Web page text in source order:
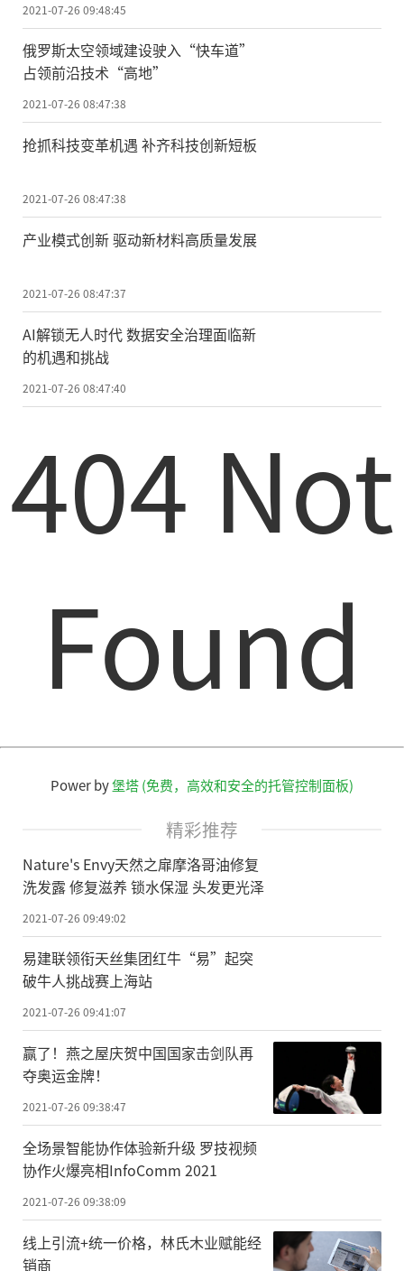
2021-07-26 09:48:45
俄罗斯太空领域建设驶入“快车道”
占领前沿技术“高地”
2021-07-26 08:47:38
抢抓科技变革机遇 补齐科技创新短板
2021-07-26 08:47:38
产业模式创新 驱动新材料高质量发展
2021-07-26 08:47:37
AI解锁无人时代 数据安全治理面临新
的机遇和挑战
2021-07-26 08:47:40
404 Not
Found
Power by堡塔 (免费，高效和安全的托管控制面板)
精彩推荐
Nature's Envy天然之扉摩洛哥油修复
洗发露 修复滋养 锁水保湿 头发更光泽
2021-07-26 09:49:02
易建联领衔天丝集团红牛“易”起突
破牛人挑战赛上海站
2021-07-26 09:41:07
赢了！燕之屋庆贺中国国家击剑队再
夺奥运金牌！
2021-07-26 09:38:47
全场景智能协作体验新升级 罗技视频
协作火爆亮相InfoComm 2021
2021-07-26 09:38:09
线上引流+统一价格，林氏木业赋能经
销商